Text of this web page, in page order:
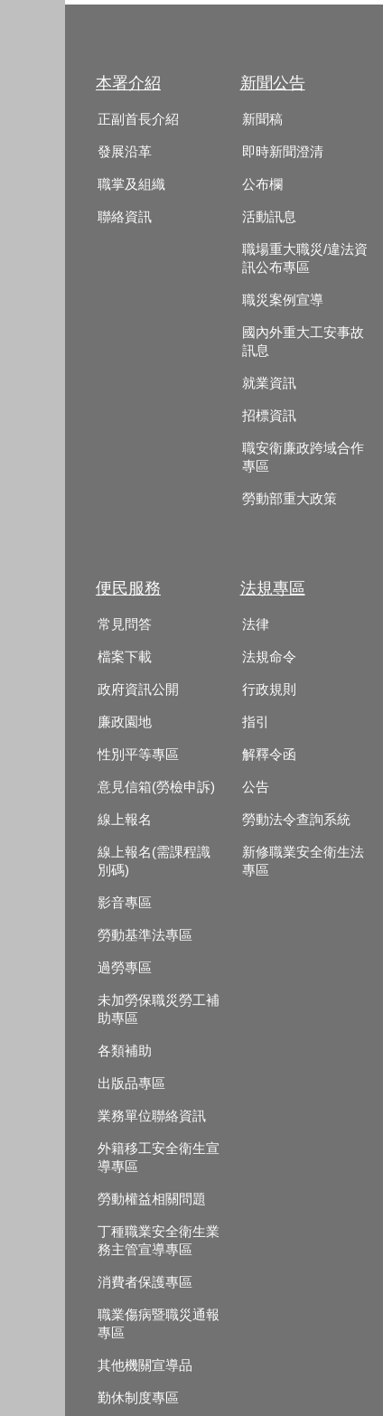
本署介紹
正副首長介紹
發展沿革
職掌及組織
聯絡資訊
新聞公告
新聞稿
即時新聞澄清
公布欄
活動訊息
職場重大職災/違法資
訊公布專區
職災案例宣導
國內外重大工安事故
訊息
就業資訊
招標資訊
職安衛廉政跨域合作
專區
勞動部重大政策
便民服務
常見問答
檔案下載
政府資訊公開
廉政園地
性別平等專區
意見信箱(勞檢申訴)
線上報名
線上報名(需課程識
別碼)
影音專區
勞動基準法專區
過勞專區
未加勞保職災勞工補
助專區
各類補助
出版品專區
業務單位聯絡資訊
外籍移工安全衛生宣
導專區
勞動權益相關問題
丁種職業安全衛生業
務主管宣導專區
消費者保護專區
職業傷病暨職災通報
專區
其他機關宣導品
勤休制度專區
法規專區
法律
法規命令
行政規則
指引
解釋令函
公告
勞動法令查詢系統
新修職業安全衛生法
專區